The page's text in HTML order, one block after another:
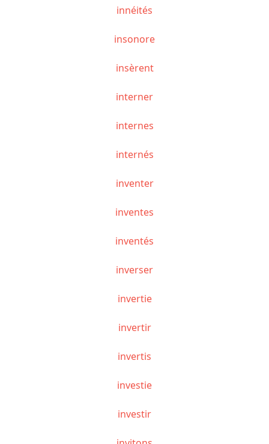
innéités
insonore
insèrent
interner
internes
internés
inventer
inventes
inventés
inverser
invertie
invertir
invertis
investie
investir